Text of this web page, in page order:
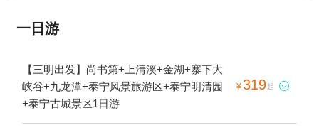
一日游
【三明出发】尚书第+上清溪+金湖+寨下大
峡谷+九龙潭+泰宁风景旅游区+泰宁明清园
+泰宁古城景区1日游
¥319起 